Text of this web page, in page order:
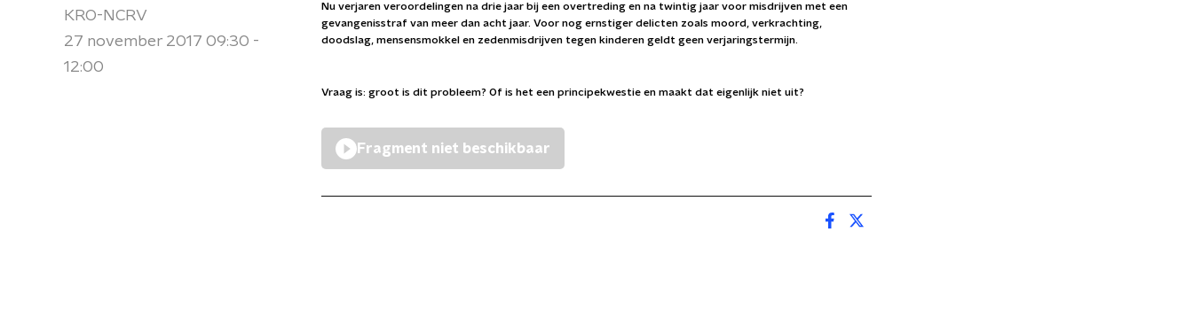
KRO-NCRV
27 november 2017 09:30 -
12:00
Nu verjaren veroordelingen na drie jaar bij een overtreding en na twintig jaar voor misdrijven met een
gevangenisstraf van meer dan acht jaar. Voor nog ernstiger delicten zoals moord, verkrachting,
doodslag, mensensmokkel en zedenmisdrijven tegen kinderen geldt geen verjaringstermijn.
Vraag is: groot is dit probleem? Of is het een principekwestie en maakt dat eigenlijk niet uit?
Fragment niet beschikbaar